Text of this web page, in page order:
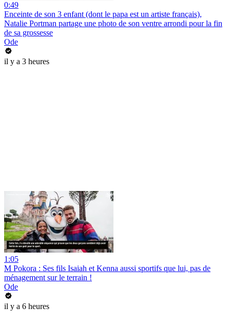
0:49
Enceinte de son 3 enfant (dont le papa est un artiste français),
Natalie Portman partage une photo de son ventre arrondi pour la fin
de sa grossesse
Ode
il y a 3 heures
1:05
M Pokora : Ses fils Isaiah et Kenna aussi sportifs que lui, pas de
ménagement sur le terrain !
Ode
il y a 6 heures